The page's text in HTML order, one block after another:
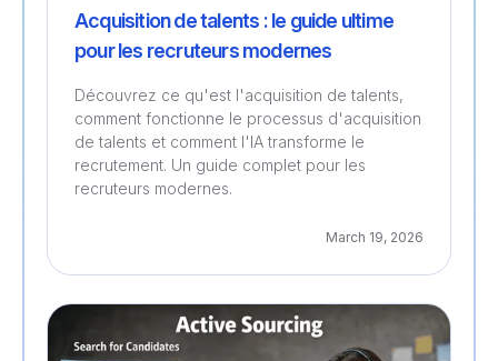
Acquisition de talents : le guide ultime
pour les recruteurs modernes
Découvrez ce qu'est l'acquisition de talents,
comment fonctionne le processus d'acquisition
de talents et comment l'IA transforme le
recrutement. Un guide complet pour les
recruteurs modernes.
March 19, 2026
Recrutement